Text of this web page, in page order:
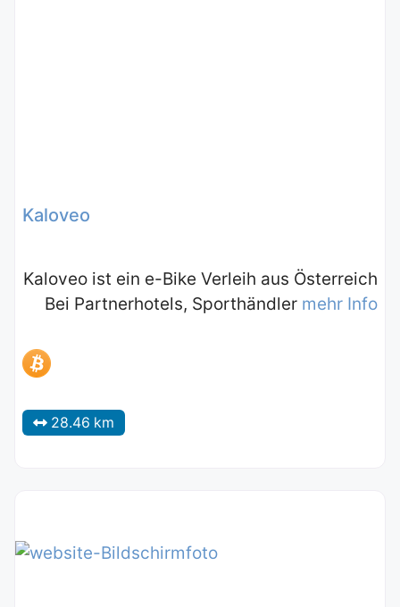
Kaloveo
Kaloveo ist ein e-Bike Verleih aus Österreich
Bei Partnerhotels, Sporthändler mehr Info
28.46 km